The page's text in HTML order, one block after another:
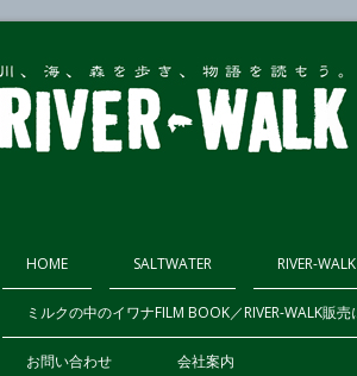
HOME SALTWATER RIVER-WALK
ミルクの中のイワナFILM BOOK／RIVER-WALK販売
お問い合わせ 会社案内